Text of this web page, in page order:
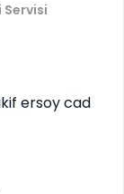
Servisi
ersoy cad